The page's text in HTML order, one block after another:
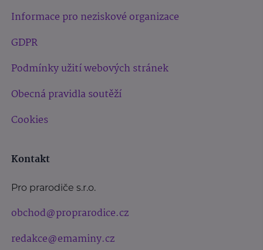
Informace pro neziskové organizace
GDPR
Podmínky užití webových stránek
Obecná pravidla soutěží
Cookies
Kontakt
Pro prarodiče s.r.o.
obchod@proprarodice.cz
redakce@emaminy.cz